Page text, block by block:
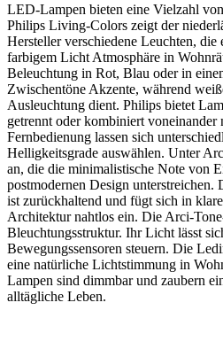
LED-Lampen bieten eine Vielzahl
Philips Living-Colors zeigt der
Hersteller verschiedene Leuchten,
farbigem Licht Atmosphäre in
Beleuchtung in Rot, Blau oder in
Zwischentöne Akzente, während
Ausleuchtung dient. Philips bietet
getrennt oder kombiniert voneinander
Fernbedienung lassen sich
Helligkeitsgrade auswählen. Unter
an, die die minimalistische Note von
postmodernen Design unterstreichen.
ist zurückhaltend und fügt sich in
Architektur nahtlos ein. Die Arci-
Bleuchtungsstruktur. Ihr Licht lässt
Bewegungssensoren steuern. Die
eine natürliche Lichtstimmung in
Lampen sind dimmbar und zaubern
alltägliche Leben.